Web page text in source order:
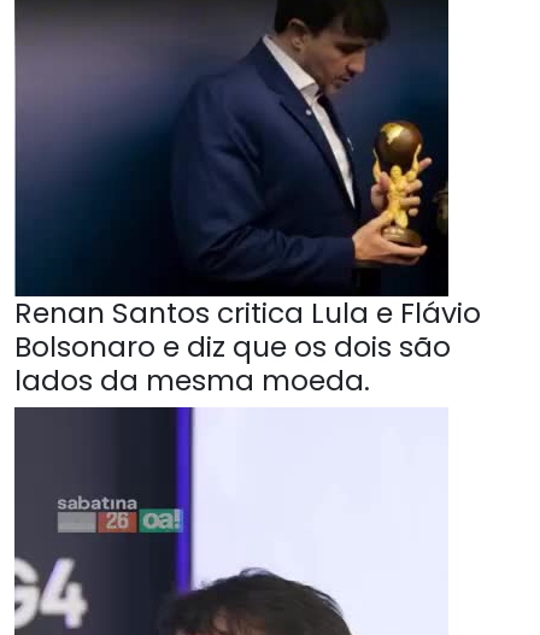
Renan Santos critica Lula e Flávio
Bolsonaro e diz que os dois são
lados da mesma moeda.